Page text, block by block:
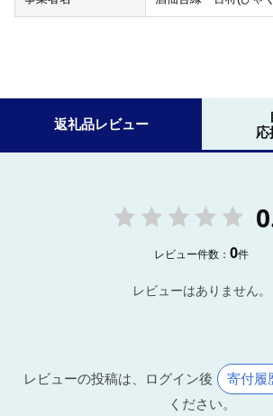
返礼品レビュー
応
レビュー件数：0件
レビューはありません。
レビューの投稿は、ログイン後 寄付履
ください。